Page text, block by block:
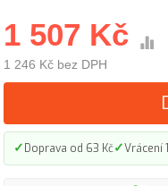
1 507 Kč
1 246 Kč bez DPH
✓Doprava od 63 Kč✓Vrácení